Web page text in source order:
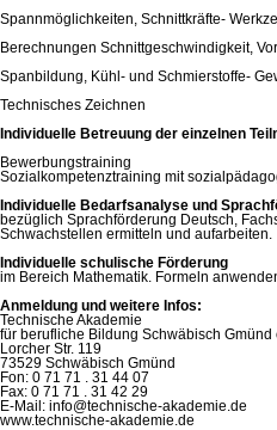
Spannmöglichkeiten, Schnittkräfte-
Berechnungen Schnittgeschwindigkeit,
Spanbildung, Kühl- und Schmierstoffe-
Technisches Zeichnen
Individuelle Betreuung der einzelnen
Bewerbungstraining
Sozialkompetenztraining mit
Individuelle Bedarfsanalyse und
bezüglich Sprachförderung Deutsch,
Schwachstellen ermitteln und aufarbeiten.
Individuelle schulische Förderung
im Bereich Mathematik. Formeln
Anmeldung und weitere Infos:
Technische Akademie
für berufliche Bildung Schwäbisch Gmünd
Lorcher Str. 119
73529 Schwäbisch Gmünd
Fon: 0 71 71 . 31 44 07
Fax: 0 71 71 . 31 42 29
E-Mail: info@technische-akademie.de
www.technische-akademie.de